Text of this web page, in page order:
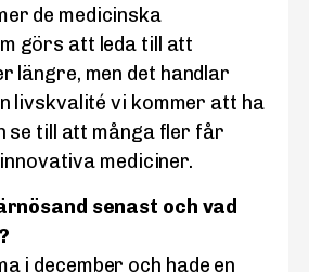
de medicinska
görs att leda till att
längre, men det handlar
livskvalité vi kommer att ha
se till att många fler får
mediciner.
senast och vad
i december och hade en